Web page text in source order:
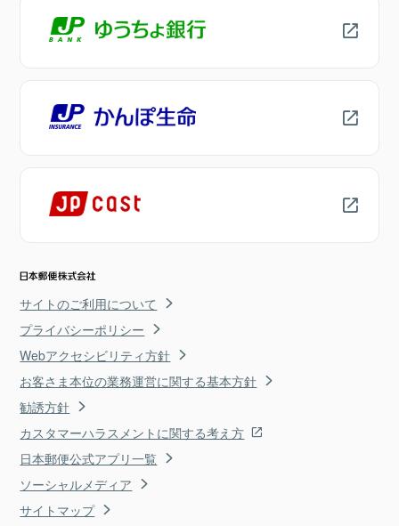
サイトのご利用について
プライバシーポリシー
Webアクセシビリティ方針
お客さま本位の業務運営に関する基本方針
勧誘方針
カスタマーハラスメントに関する考え方
日本郵便公式アプリ一覧
ソーシャルメディア
サイトマップ